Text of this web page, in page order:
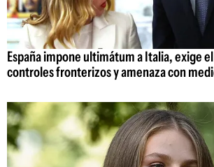
España impone ultimátum a Italia, exige
controles fronterizos y amenaza con